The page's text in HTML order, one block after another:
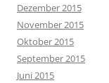
Dezember 2015
November 2015
Oktober 2015
September 2015
Juni 2015